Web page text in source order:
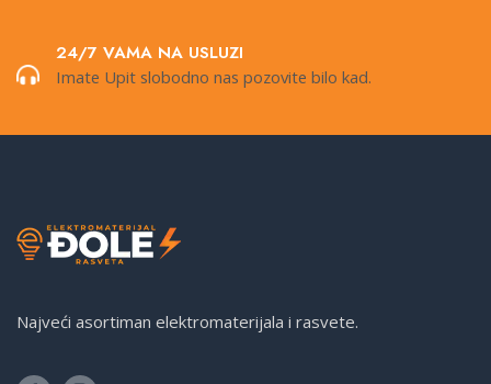
24/7 VAMA NA USLUZI
Imate Upit slobodno nas pozovite bilo kad.
Najveći asortiman elektromaterijala i rasvete.